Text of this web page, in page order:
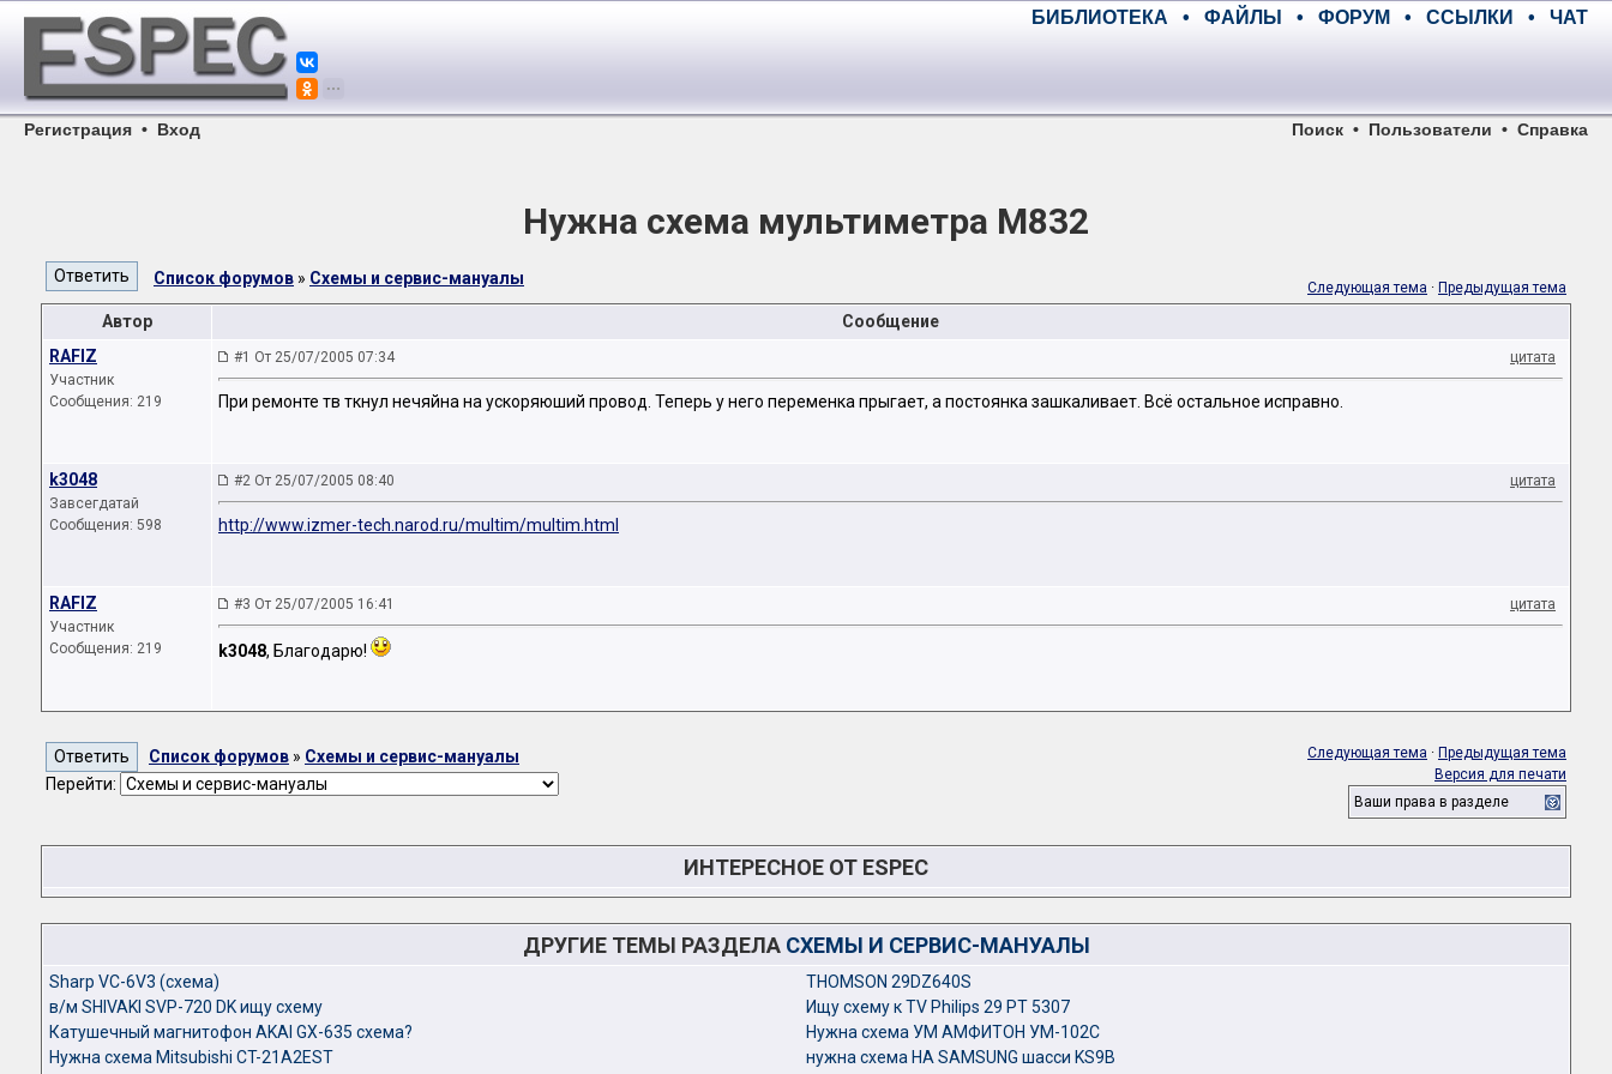
БИБЛИОТЕКА • ФАЙЛЫ • ФОРУМ • ССЫЛКИ • ЧАТ
Регистрация • Вход Поиск • Пользователи • Справка
Нужна схема мультиметра М832
Список форумов » Схемы и сервис-мануалы Следующая тема · Предыдущая тема
Автор
Сообщение
RAFIZ
Участник
Сообщения: 219
#1 От 25/07/2005 07:34 цитата
При ремонте тв ткнул нечяйна на ускоряюший провод. Теперь у него переменка прыгает, а постоянка зашкаливает. Всё остальное исправно.
k3048
Завсегдатай
Сообщения: 598
#2 От 25/07/2005 08:40 цитата
http://www.izmer-tech.narod.ru/multim/multim.html
RAFIZ
Участник
Сообщения: 219
#3 От 25/07/2005 16:41 цитата
k3048, Благодарю!
Список форумов » Схемы и сервис-мануалы
Перейти:
Следующая тема · Предыдущая тема
Версия для печати
Ваши права в разделе
ИНТЕРЕСНОЕ ОТ ESPEC
ДРУГИЕ ТЕМЫ РАЗДЕЛА СХЕМЫ И СЕРВИС-МАНУАЛЫ
Sharp VC-6V3 (схема)
THOMSON 29DZ640S
в/м SHIVAKI SVP-720 DK ищу схему
Ищу схему к TV Philips 29 PT 5307
Катушечный магнитофон AKAI GX-635 схема?
Нужна схема УМ АМФИТОН УМ-102С
Нужна схема Mitsubishi CT-21A2EST
нужна схема НА SAMSUNG шасси KS9B